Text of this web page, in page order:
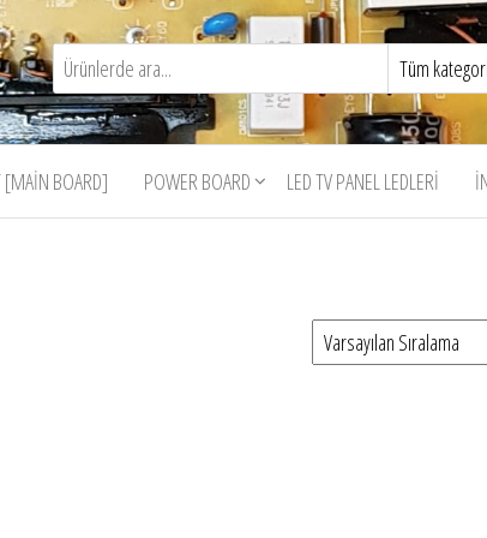
[MAIN BOARD] POWER BOARD LED TV PANEL LEDLERI